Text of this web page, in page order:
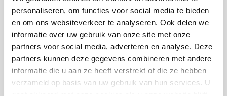
personaliseren, om functies voor social media te bieden
en om ons websiteverkeer te analyseren. Ook delen we
informatie over uw gebruik van onze site met onze
partners voor social media, adverteren en analyse. Deze
partners kunnen deze gegevens combineren met andere
informatie die u aan ze heeft verstrekt of die ze hebben
verzameld op basis van uw gebruik van hun services. U
elementen. Dat betekent een besparing op
stroomverbruik en de energierekening.
Kalkaanslag is minimaal, je apparaten blijven
schoon en je hebt minder reinigingsmiddelen
nodig. En nog een pluspunt, de smaak van koffie
of thee is beter!